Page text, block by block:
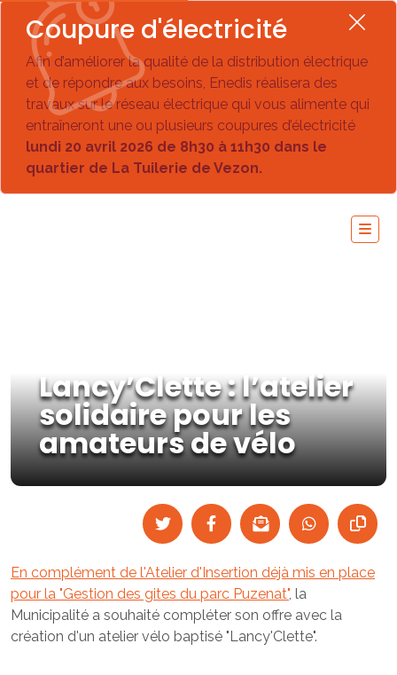
Coupure d'électricité
Afin d’améliorer la qualité de la distribution électrique
et de répondre aux besoins, Enedis réalisera des
travaux sur le réseau électrique qui vous alimente qui
entraîneront une ou plusieurs coupures d’électricité
lundi 20 avril 2026 de 8h30 à 11h30 dans le
quartier de La Tuilerie de Vezon.
Lancy’Clette : l’atelier
solidaire pour les
amateurs de vélo
En complément de l'Atelier d'Insertion déjà mis en place
pour la "Gestion des gites du parc Puzenat", la
Municipalité a souhaité compléter son offre avec la
création d'un atelier vélo baptisé "Lancy'Clette".